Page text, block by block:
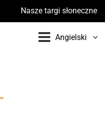
Nasze targi słoneczne
Angielski